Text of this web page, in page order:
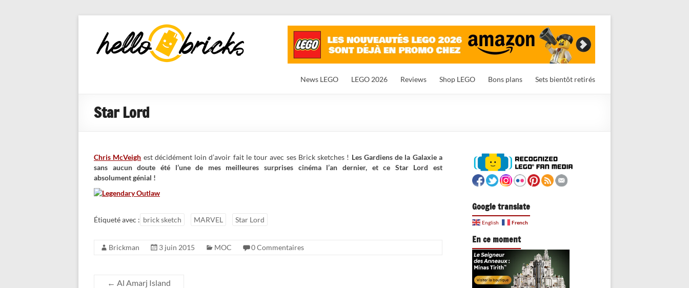
HelloBricks
Blog LEGO,
nouveaut�s
News LEGO LEGO 2026 Reviews Shop LEGO Bons plans Sets bientôt retirés
Star Lord
Chris McVeigh est décidément loin d’avoir fait le tour avec ses Brick sketches ! Les Gardiens de la Galaxie a
sans aucun doute été l’une de mes meilleures surprises cinéma l’an dernier, et ce Star Lord est
absolument génial !
Étiqueté avec : brick sketch MARVEL Star Lord
Brickman 3 juin 2015 MOC 0 Commentaires
← Al Amarj Island
Google translate
English French
En ce moment